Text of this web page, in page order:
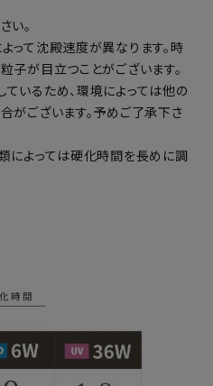
い。
って沈殿速度が異なります。時
子が目立つことがございます。
いるため、環境によっては他の
がございます。予めご了承下さ
によっては硬化時間を長めに調